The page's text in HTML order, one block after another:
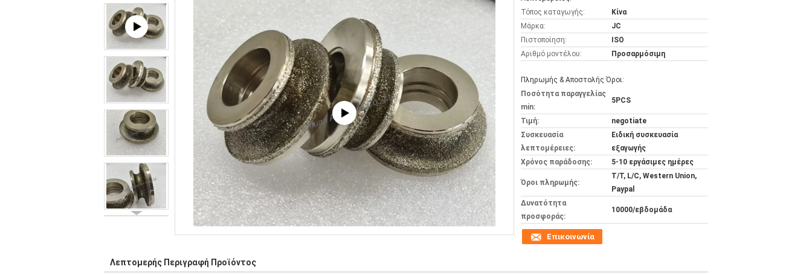
Τόπος καταγωγής:
Κίνα
Μάρκα:
JC
Πιστοποίηση:
ISO
Αριθμό μοντέλου:
Προσαρμόσιμη
Πληρωμής & Αποστολής Όροι:
Ποσότητα παραγγελίας
min:
5PCS
Τιμή:
negotiate
Συσκευασία
λεπτομέρειες:
Ειδική συσκευασία
εξαγωγής
Χρόνος παράδοσης:
5-10 εργάσιμες ημέρες
Όροι πληρωμής:
T/T, L/C, Western Union,
Paypal
Δυνατότητα
προσφοράς:
10000/εβδομάδα
Επικοινωνία
Λεπτομερής Περιγραφή Προϊόντος